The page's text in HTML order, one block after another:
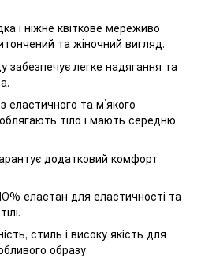
і ніжне квіткове мереживо
та жіночний вигляд.
забезпечує легке надягання та
еластичного та м’якого
тіло і мають середню
додатковий комфорт
еластан для еластичності та
стиль і високу якість для
образу.